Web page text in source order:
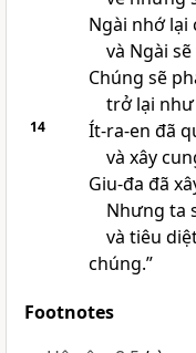
Ngài nhớ lại
và Ngài
Chúng sẽ
trở lại như
14
Ít-ra-en đã
và xây
Giu-đa đã
Nhưng ta
và tiêu
chúng.”
Footnotes